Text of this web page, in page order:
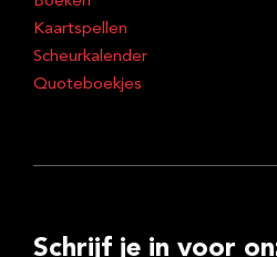
Kaartspellen
Scheurkalender
Quoteboekjes
Schrijf je in voor